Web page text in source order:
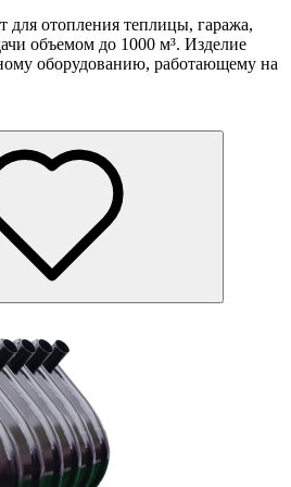
для отопления теплицы, гаража,
объемом до 1000 м³. Изделие
оборудованию, работающему на